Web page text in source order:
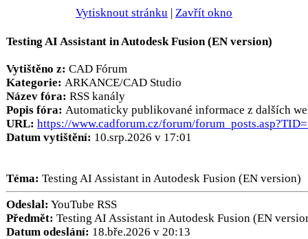
Vytisknout stránku | Zavřít okno
Testing AI Assistant in Autodesk Fusion (EN version)
Vytištěno z: CAD Fórum
Kategorie: ARKANCE/CAD Studio
Název fóra: RSS kanály
Popis fóra: Automaticky publikované informace z dalších
URL: https://www.cadforum.cz/forum/
Datum vytištění: 10.srp.2026 v 17:01
Téma: Testing AI Assistant in Autodesk Fusion (EN version)
Odeslal: YouTube RSS
Předmět: Testing AI Assistant in Autodesk Fusion (EN
Datum odeslání: 18.bře.2026 v 20:13